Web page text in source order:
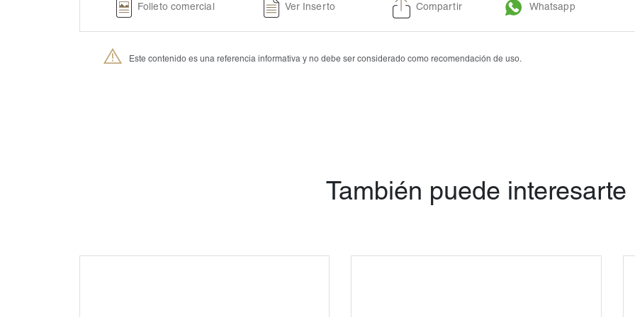
Tobrasone®
Vetamycon 6X
Folleto comercial Ver Inserto Compartir Whatsapp
Este contenido es una referencia informativa y no debe ser considerado como recomendación de uso.
También puede interesarte